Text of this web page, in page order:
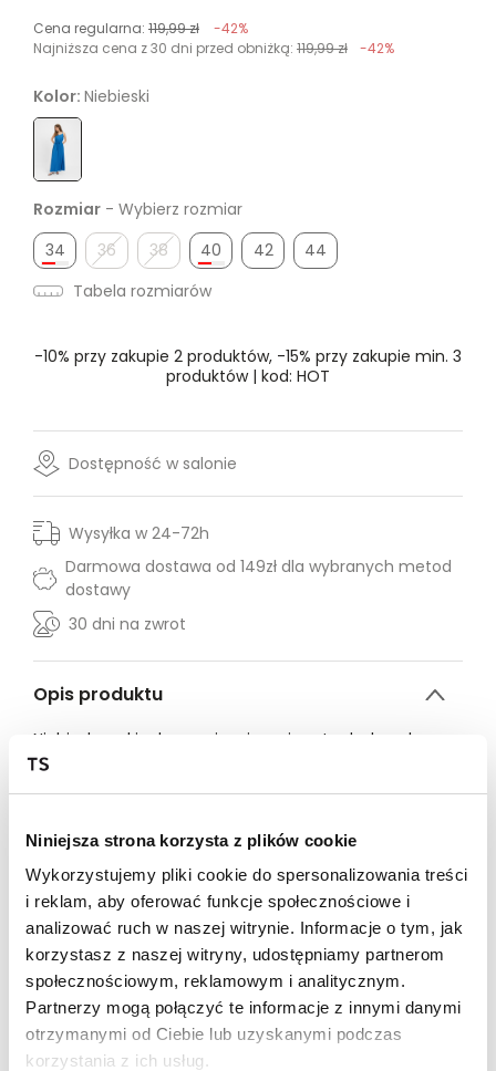
Niniejsza strona korzysta z plików cookie
Wykorzystujemy pliki cookie do spersonalizowania treści
i reklam, aby oferować funkcje społecznościowe i
analizować ruch w naszej witrynie. Informacje o tym, jak
korzystasz z naszej witryny, udostępniamy partnerom
społecznościowym, reklamowym i analitycznym.
Partnerzy mogą połączyć te informacje z innymi danymi
otrzymanymi od Ciebie lub uzyskanymi podczas
korzystania z ich usług.
Cena regularna: 119,99 zł
-42%
Najniższa cena z 30 dni przed obniżką: 119,99 zł -42%
Kolor: Niebieski
Rozmiar - Wybierz rozmiar
34
36 38 40 42
44
Tabela rozmiarów
-10% przy zakupie 2 produktów, -15% przy zakupie min. 3
produktów | kod: HOT
Dostępność w salonie
Wysyłka w 24-72h
Darmowa dostawa od 149zł dla wybranych metod
dostawy
30 dni na zwrot
Opis produktu
Niebieska sukienka maxi z wiązaniem to doskonała
propozycja dla kobiet ceniących styl i wygodę. Lekka,
ciepłe dni. Sukienka posiada subtelne wiązanie w talii,
które podkreśla sylwetkę, nadając jej kobiecego
kształtu. Uniwersalny kolor niebieski świetnie sprawdzi
się zarówno na co dzień, jak i na bardziej formalne
okazje, pozwalając na łatwe dopasowanie dodatków. To
must-have w garderobie każdej modnej kobiety.
Modelka ma 173 cm wzrostu i prezentuje rozmiar 36.
Marka produktu: